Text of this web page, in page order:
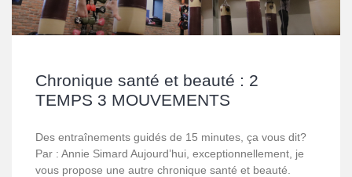
Chronique santé et beauté : 2
TEMPS 3 MOUVEMENTS
Des entraînements guidés de 15 minutes, ça vous dit?
Par : Annie Simard Aujourd’hui, exceptionnellement, je
vous propose une autre chronique santé et beauté.